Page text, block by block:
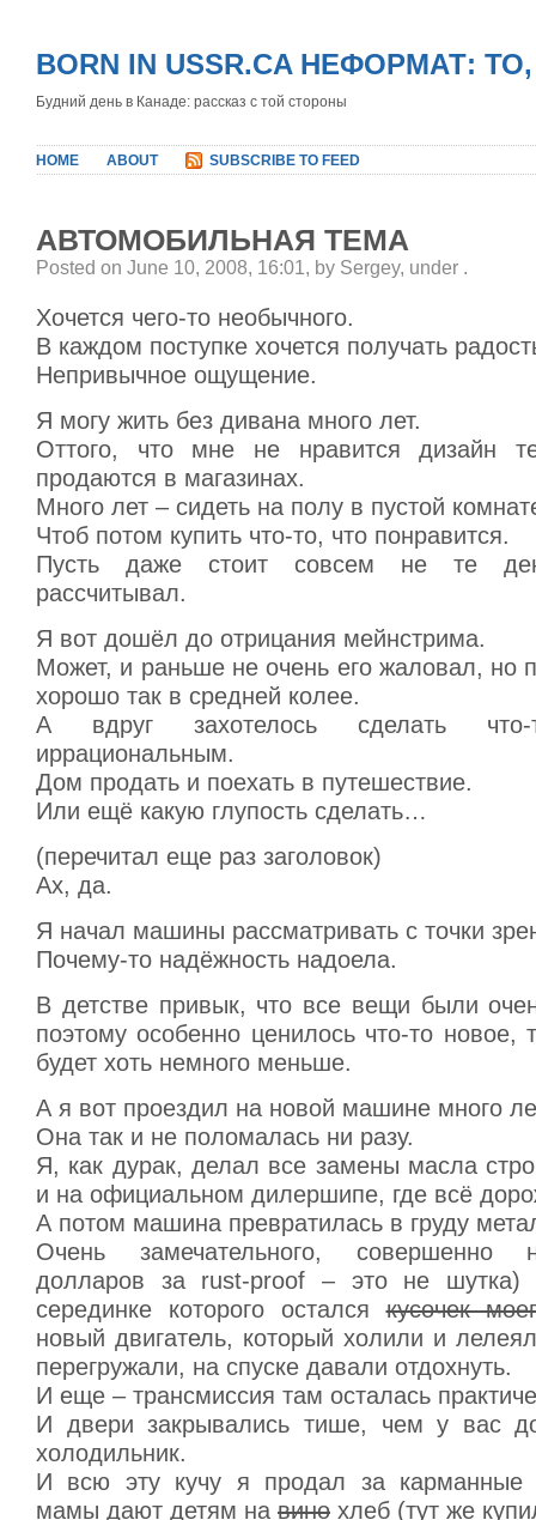
BORN IN USSR.CA НЕФОРМАТ:
Будний день в Канаде: рассказ с той стороны
HOME ABOUT SUBSCRIBE TO FEED
АВТОМОБИЛЬНАЯ ТЕМА
Posted on June 10, 2008, 16:01, by Sergey, under .
Хочется чего-то необычного.
В каждом поступке хочется получать
Непривычное ощущение.
Я могу жить без дивана много лет.
Оттого, что мне не нравится дизайн
продаются в магазинах.
Много лет – сидеть на полу в пустой
Чтоб потом купить что-то, что понравится.
Пусть даже стоит совсем не те
рассчитывал.
Я вот дошёл до отрицания мейнстрима.
Может, и раньше не очень его жаловал, но
хорошо так в средней колее.
А вдруг захотелось сделать что-
иррациональным.
Дом продать и поехать в путешествие.
Или ещё какую глупость сделать…
(перечитал еще раз заголовок)
Ах, да.
Я начал машины рассматривать с точки
Почему-то надёжность надоела.
В детстве привык, что все вещи были
поэтому особенно ценилось что-то новое,
будет хоть немного меньше.
А я вот проездил на новой машине много
Она так и не поломалась ни разу.
Я, как дурак, делал все замены масла
и на официальном дилершипе, где всё
А потом машина превратилась в груду
Очень замечательного, совершенно
долларов за rust-proof – это не шутка)
серединке которого осталсякусочек
новый двигатель, который холили и
перегружали, на спуске давали отдохнуть.
И еще – трансмиссия там осталась
И двери закрывались тише, чем у вас
холодильник.
И всю эту кучу я продал за карманные
мамы дают детям на вино хлеб (тут же